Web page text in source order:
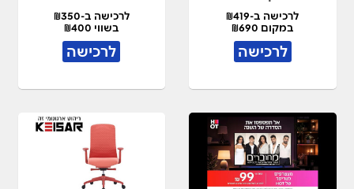
לרכישה ב-₪419
במקום ₪690
לרכישה
לרכישה ב-₪350
בשווי ₪400
לרכישה